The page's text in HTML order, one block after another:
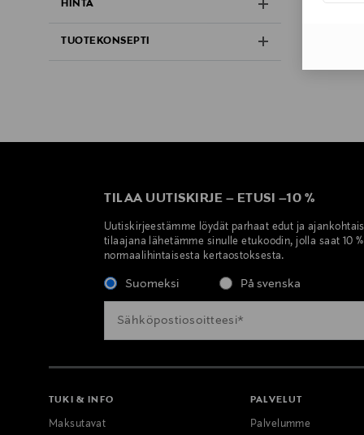
HINTA
TUOTEKONSEPTI
TILAA UUTISKIRJE – ETUSI –10 %
Uutiskirjeestämme löydät parhaat edut ja
tilaajana lähetämme sinulle etukoodin, jolla saat 10
normaalihintaisesta kertaostoksesta.
Suomeksi På svenska
TUKI & INFO
Maksutavat
PALVELUT
Palvelumme